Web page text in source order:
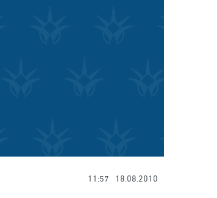
18.08.2010
11:57